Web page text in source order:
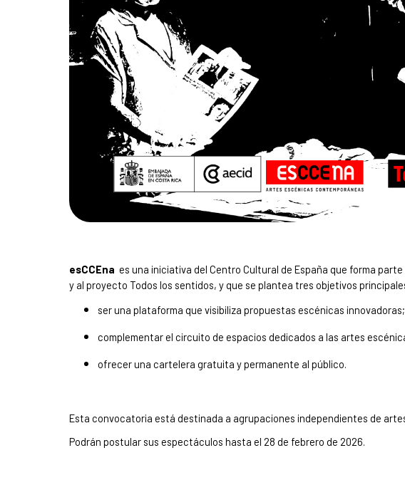
esCCEna es una iniciativa del Centro Cultural de España que forma
y al proyecto Todos los sentidos, y que se plantea tres objetivos
ser una plataforma que visibiliza propuestas escénicas innovadoras;
complementar el circuito de espacios dedicados a las artes
ofrecer una cartelera gratuita y permanente al público.
Esta convocatoria está destinada a agrupaciones independientes de
Podrán postular sus espectáculos hasta el 28 de febrero de 2026.